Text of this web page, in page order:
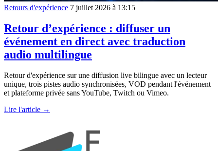
Retours d'expérience 7 juillet 2026 à 13:15
Retour d’expérience : diffuser un
événement en direct avec traduction
audio multilingue
Retour d'expérience sur une diffusion live bilingue avec un lecteur
unique, trois pistes audio synchronisées, VOD pendant l'événement
et plateforme privée sans YouTube, Twitch ou Vimeo.
Lire l'article →